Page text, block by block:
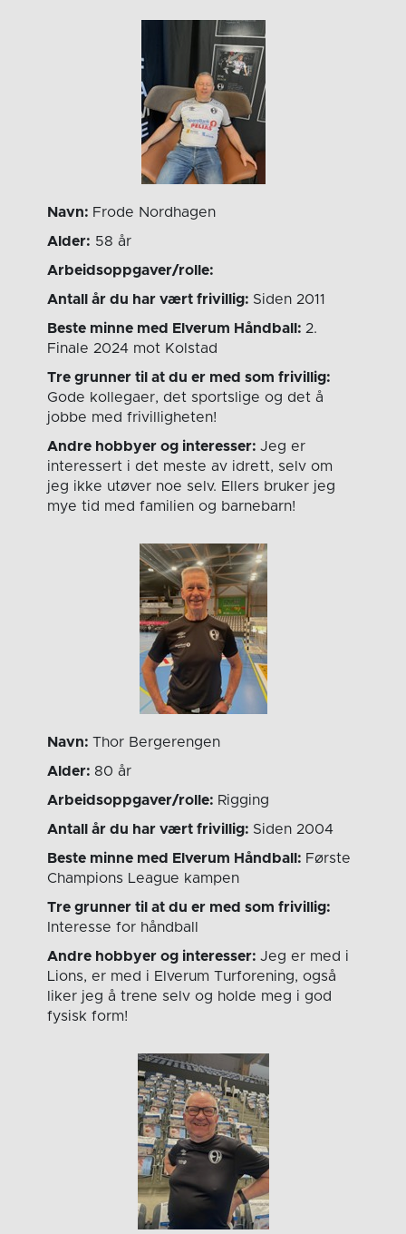
Navn: Frode Nordhagen
Alder: 58 år
Arbeidsoppgaver/rolle:
Antall år du har vært frivillig: Siden 2011
Beste minne med Elverum Håndball:2.
Finale 2024 mot Kolstad
Tre grunner til at du er med som frivillig:
Gode kollegaer, det sportslige og det å
jobbe med frivilligheten!
Andre hobbyer og interesser:Jeg er
interessert i det meste av idrett, selv om
jeg ikke utøver noe selv. Ellers bruker jeg
mye tid med familien og barnebarn!
Navn:Thor Bergerengen
Alder: 80 år
Arbeidsoppgaver/rolle: Rigging
Antall år du har vært frivillig: Siden 2004
Beste minne med Elverum Håndball: Første
Champions League kampen
Tre grunner til at du er med som frivillig:
Interesse for håndball
Andre hobbyer og interesser:Jeg er med i
Lions, er med i Elverum Turforening, også
liker jeg å trene selv og holde meg i god
fysisk form!